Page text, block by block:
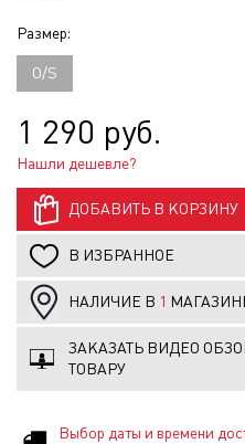
Размер:
O/S
1 290 руб.
Нашли дешевле?
ДОБАВИТЬ В КОРЗИНУ
В ИЗБРАННОЕ
НАЛИЧИЕ В 1
ЗАКАЗАТЬ ВИДЕО
ТОВАРУ
Выбор даты и времени